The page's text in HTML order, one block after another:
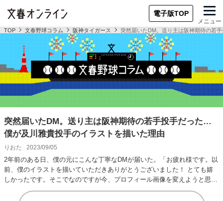
電子版TOP
メニュー
TOP 文春野球コラム 阪神タイガース 突然届いたDM。送り主は阪神期待の若
突然届いたDM。送り主は阪神期待の若手投手だった…
僕が及川雅貴投手のイラストを描いた理由
りおた 2023/09/05
2年前のある日、僕の元にこんな丁寧なDMが届いた。「お疲れ様です。以
前、僕のイラストを描いていただきありがとうございました！ とても嬉
しかったです。そこでなのですが今、プロフィール画像を変えようと思い
迷っていまして…